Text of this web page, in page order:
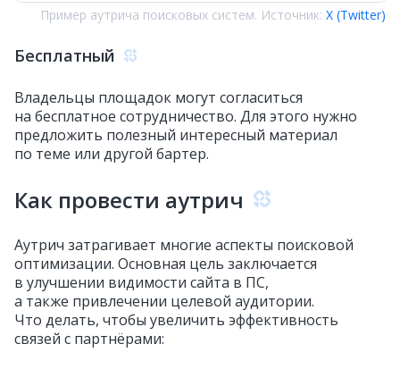
Пример аутрича поисковых систем. Источник: X (Twitter)
Бесплатный
Владельцы площадок могут согласиться
на бесплатное сотрудничество. Для этого нужно
предложить полезный интересный материал
по теме или другой бартер.
Как провести аутрич
Аутрич затрагивает многие аспекты поисковой
оптимизации. Основная цель заключается
в улучшении видимости сайта в ПС,
а также привлечении целевой аудитории.
Что делать, чтобы увеличить эффективность
связей с партнёрами: